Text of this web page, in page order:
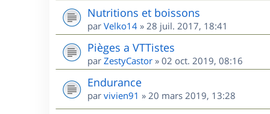
Nutritions et boissons
par Velko14 » 28 juil. 2017, 18:41
Pièges a VTTistes
par ZestyCastor » 02 oct. 2019, 08:16
Endurance
par vivien91 » 20 mars 2019, 13:28